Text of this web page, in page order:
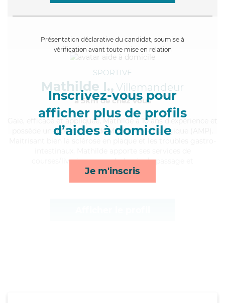
Présentation déclarative du candidat, soumise à
vérification avant toute mise en relation
Inscrivez-vous pour
afficher plus de profils
d’aides à domicile
Je m'inscris
SPORTIVE
Mathilde I., Villemandeur
à 5km de chez Vous
, efficace et appliquée, Mathilde a 10 ans d'expérience et
possède un diplôme d'Aide Médico-Psychologique (AMP).
courses/livraison, rappels, lessive/repassage et
toilette/habillage*